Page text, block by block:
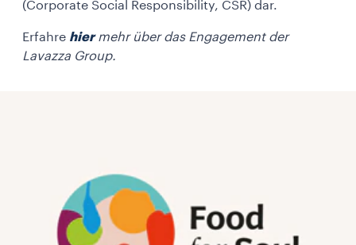
(Corporate Social Responsibility, CSR) dar.
Erfahre hiermehr über das Engagement der
Lavazza Group.